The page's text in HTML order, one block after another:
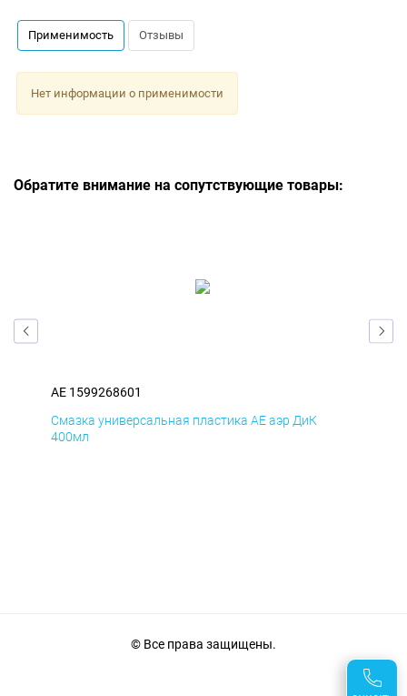
Применимость Отзывы
Нет информации о применимости
Обратите внимание на сопутствующие товары:
AE 1599268601
Смазка универсальная пластика AE аэр ДиК
400мл
© Все права защищены.